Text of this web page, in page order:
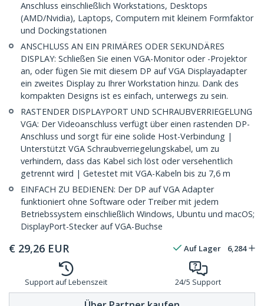
Anschluss einschließlich Workstations, Desktops
(AMD/Nvidia), Laptops, Computern mit kleinem Formfaktor
und Dockingstationen
ANSCHLUSS AN EIN PRIMÄRES ODER SEKUNDÄRES
DISPLAY: Schließen Sie einen VGA-Monitor oder -Projektor
an, oder fügen Sie mit diesem DP auf VGA Displayadapter
ein zweites Display zu Ihrer Workstation hinzu. Dank des
kompakten Designs ist es einfach, unterwegs zu sein.
RASTENDER DISPLAYPORT UND SCHRAUBVERRIEGELUNG
VGA: Der Videoanschluss verfügt über einen rastenden DP-
Anschluss und sorgt für eine solide Host-Verbindung |
Unterstützt VGA Schraubverriegelungskabel, um zu
verhindern, dass das Kabel sich löst oder versehentlich
getrennt wird | Getestet mit VGA-Kabeln bis zu 7,6 m
EINFACH ZU BEDIENEN: Der DP auf VGA Adapter
funktioniert ohne Software oder Treiber mit jedem
Betriebssystem einschließlich Windows, Ubuntu und macOS;
DisplayPort-Stecker auf VGA-Buchse
€ 29,26 EUR Auf Lager 6,284
Support auf Lebenszeit 24/5 Support